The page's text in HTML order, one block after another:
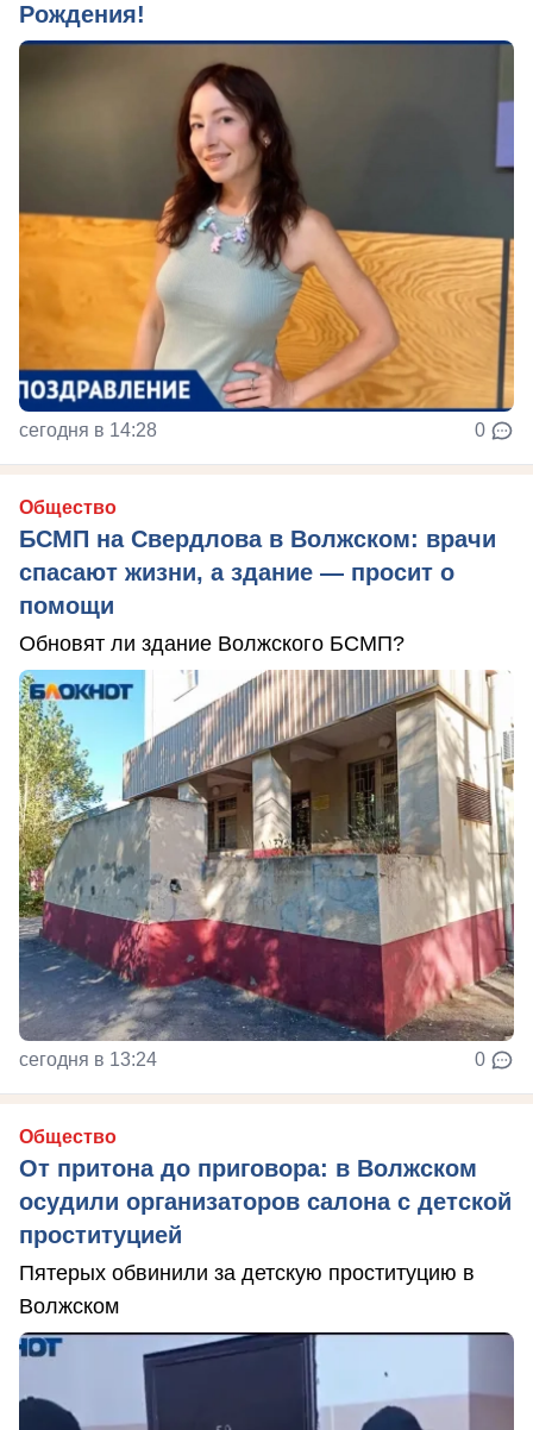
Рождения!
сегодня в 14:28 0
Общество
БСМП на Свердлова в Волжском: врачи
спасают жизни, а здание — просит о
помощи
Обновят ли здание Волжского БСМП?
сегодня в 13:24 0
Общество
От притона до приговора: в Волжском
осудили организаторов салона с детской
проституцией
Пятерых обвинили за детскую проституцию в
Волжском